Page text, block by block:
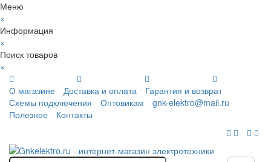
Меню
×
Информация
×
Поиск товаров
×
О магазине
Доставка и оплата
Гарантия и возврат
Схемы подключения
Оптовикам
gnk-elektro@mail.ru
Полезное
Контакты